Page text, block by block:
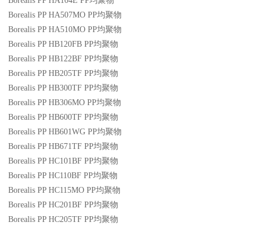
Borealis PP HA507MO PP均聚物
Borealis PP HA510MO PP均聚物
Borealis PP HB120FB PP均聚物
Borealis PP HB122BF PP均聚物
Borealis PP HB205TF PP均聚物
Borealis PP HB300TF PP均聚物
Borealis PP HB306MO PP均聚物
Borealis PP HB600TF PP均聚物
Borealis PP HB601WG PP均聚物
Borealis PP HB671TF PP均聚物
Borealis PP HC101BF PP均聚物
Borealis PP HC110BF PP均聚物
Borealis PP HC115MO PP均聚物
Borealis PP HC201BF PP均聚物
Borealis PP HC205TF PP均聚物